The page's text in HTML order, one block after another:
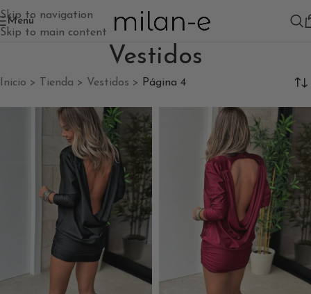
Skip to navigation
Skip to main content
Menú
Vestidos
Inicio > Tienda > Vestidos > Página 4